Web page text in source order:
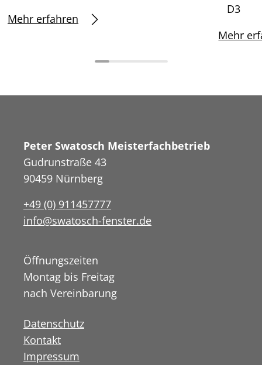
Mehr erfahren
D3
Mehr
Peter Swatosch Meisterfachbetrieb
Gudrunstraße 43
90459 Nürnberg
+49 (0) 911457777
info@swatosch-fenster.de
Öffnungszeiten
Montag bis Freitag
nach Vereinbarung
Datenschutz
Kontakt
Impressum